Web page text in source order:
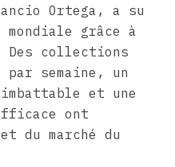
Ortega, a su
grâce à
Des collections
semaine, un
et une
ont
du marché du